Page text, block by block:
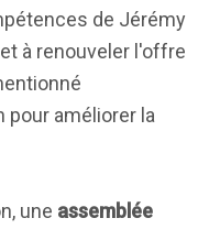
de Jérémy
à renouveler l'offre
pour améliorer la
une assemblée